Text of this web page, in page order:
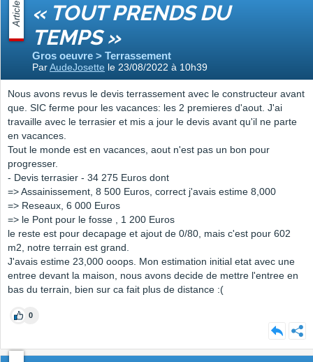
Article « TOUT PRENDS DU
TEMPS »
Gros oeuvre > Terrassement
ParAudeJosette le 23/08/2022 à 10h39
Nous avons revus le devis terrassement avec le constructeur avant
que. SIC ferme pour les vacances: les 2 premieres d'aout. J'ai
travaille avec le terrasier et mis a jour le devis avant qu'il ne parte
en vacances.
Tout le monde est en vacances, aout n'est pas un bon pour
progresser.
- Devis terrasier - 34 275 Euros dont
=> Assainissement, 8 500 Euros, correct j'avais estime 8,000
=> Reseaux, 6 000 Euros
=> le Pont pour le fosse , 1 200 Euros
le reste est pour decapage et ajout de 0/80, mais c'est pour 602
m2, notre terrain est grand.
J'avais estime 23,000 ooops. Mon estimation initial etat avec une
entree devant la maison, nous avons decide de mettre l'entree en
bas du terrain, bien sur ca fait plus de distance :(
0